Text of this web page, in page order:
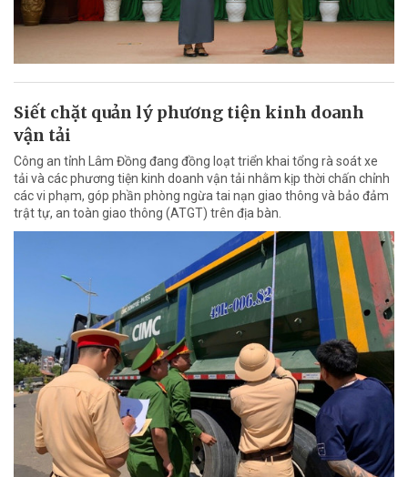
Siết chặt quản lý phương tiện kinh doanh
vận tải
Công an tỉnh Lâm Đồng đang đồng loạt triển khai tổng rà soát xe
tải và các phương tiện kinh doanh vận tải nhằm kịp thời chấn chỉnh
các vi phạm, góp phần phòng ngừa tai nạn giao thông và bảo đảm
trật tự, an toàn giao thông (ATGT) trên địa bàn.